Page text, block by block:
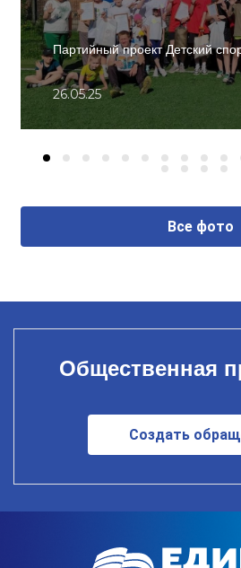
Партийный проект Детский
26.05.25
Все фото
Общественная
Создать